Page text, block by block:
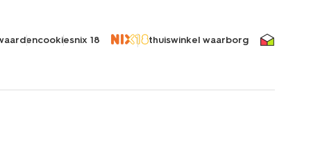
cookiesnix 18 thuiswinkel waarborg